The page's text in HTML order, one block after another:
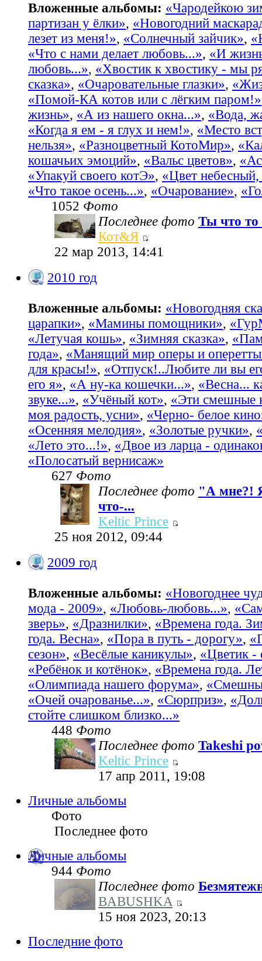
Вложенные альбомы: «Чародейкою
партизан у ёлки», «Новогодний
лезет из меня!», «Солнечный зайчик»,
«Что с нами делает любовь...», «И
любовь...», «Хвостик к хвостику - мы
сказка», «Очаровательные глазки»,
«Помой-КА котов или с лёгким паром!»
жизнь», «А из нашего окна...», «Вода,
«Когда я ем - я глух и нем!», «Место
нельзя», «Разноцветный КотоМир»,
кошачьих эмоций», «Вальс цветов»,
«Упакуй своего котЭ», «Цвет небесный,
«Что такое осень...», «Очарование»,
1052 Фото
Последнее фото Ты что то
Кот&Я
22 мар 2013, 14:41
2010 год
Вложенные альбомы: «Новогодняя
царапки», «Мамины помощники»,
«Летучая кошь», «Зимняя сказка»,
года», «Манящий мир оперы и
для красы!», «Отпуск!..Любите ли вы
его я», «А ну-ка кошечки...», «Весна...
звуке...», «Учёный кот», «Эти смешные
моя радость, усни», «Черно- белое
«Осенняя мелодия», «Золотые ручки»,
«Лето это...!», «Двое из ларца -
«Полосатый вернисаж»
627 Фото
Последнее фото "А мне?!
что-...
Keltic Prince
25 ноя 2012, 09:44
2009 год
Вложенные альбомы: «Новогоднее
мода - 2009», «Любовь-любовь...»,
зверь», «Дразнилки», «Времена года.
года. Весна», «Пора в путь - дорогу»,
сезон», «Весёлые каникулы», «Цветик -
«Ребёнок и котёнок», «Времена года.
«Олимпиада нашего форума»,
«Очей очарованье...», «Сюрприз»,
стойте слишком близко...»
448 Фото
Последнее фото Takeshi
Keltic Prince
17 апр 2011, 19:08
Личные альбомы
Фото
Последнее фото
Личные альбомы
944 Фото
Последнее фото
BABUSHKA
15 ноя 2023, 20:13
Последние фото